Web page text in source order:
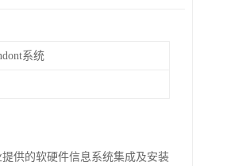
系统
供的软硬件信息系统集成及安装